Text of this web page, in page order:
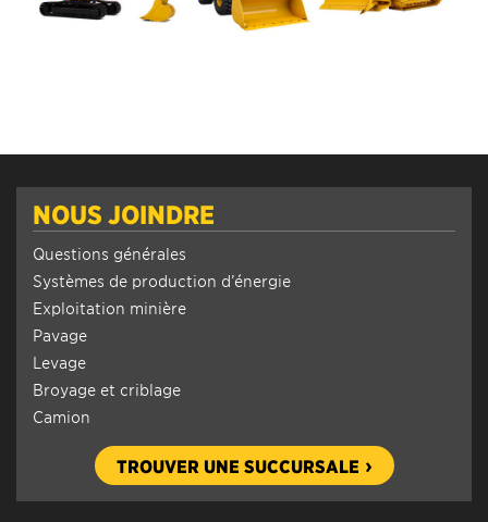
NOUS JOINDRE
Questions générales
Systèmes de production d’énergie
Exploitation minière
Pavage
Levage
Broyage et criblage
Camion
TROUVER UNE SUCCURSALE